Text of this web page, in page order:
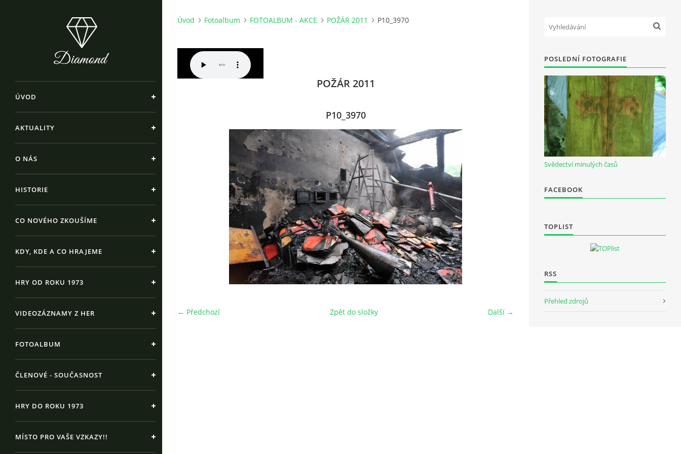
ÚVOD
AKTUALITY
O NÁS
HISTORIE
CO NOVÉHO ZKOUŠÍME
KDY, KDE A CO HRAJEME
HRY OD ROKU 1973
VIDEOZÁZNAMY Z HER
FOTOALBUM
ČLENOVÉ - SOUČASNOST
HRY DO ROKU 1973
MÍSTO PRO VAŠE VZKAZY!!
Úvod Fotoalbum FOTOALBUM - AKCE POŽÁR 2011 P10_3970
POŽÁR 2011
P10_3970
← Předchozí Další →
Zpět do složky
POSLEDNÍ FOTOGRAFIE
Svědectví minulých časů
FACEBOOK
TOPLIST
RSS
Přehled zdrojů